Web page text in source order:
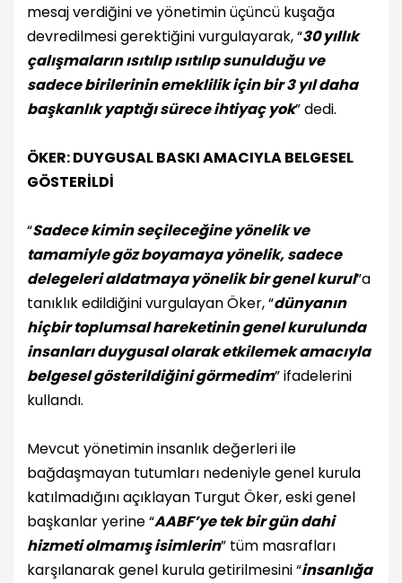
mesaj verdiğini ve yönetimin üçüncü kuşağa
devredilmesi gerektiğini vurgulayarak, “30 yıllık
çalışmaların ısıtılıp ısıtılıp sunulduğu ve
sadece birilerinin emeklilik için bir 3 yıl daha
başkanlık yaptığı sürece ihtiyaç yok” dedi.
ÖKER: DUYGUSAL BASKI AMACIYLA BELGESEL
GÖSTERİLDİ
“Sadece kimin seçileceğine yönelik ve
tamamiyle göz boyamaya yönelik, sadece
delegeleri aldatmaya yönelik bir genel kurul”a
tanıklık edildiğini vurgulayan Öker, “dünyanın
hiçbir toplumsal hareketinin genel kurulunda
insanları duygusal olarak etkilemek amacıyla
belgesel gösterildiğini görmedim” ifadelerini
kullandı.
Mevcut yönetimin insanlık değerleri ile
bağdaşmayan tutumları nedeniyle genel kurula
katılmadığını açıklayan Turgut Öker, eski genel
başkanlar yerine “AABF’ye tek bir gün dahi
hizmeti olmamış isimlerin” tüm masrafları
karşılanarak genel kurula getirilmesini “insanlığa